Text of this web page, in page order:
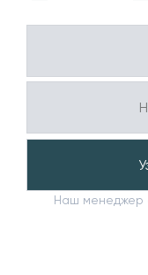
Наш менеджер